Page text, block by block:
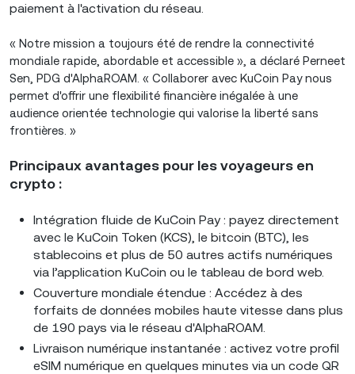
paiement à l'activation du réseau.
« Notre mission a toujours été de rendre la connectivité
mondiale rapide, abordable et accessible », a déclaré Perneet
Sen, PDG d'AlphaROAM. « Collaborer avec KuCoin Pay nous
permet d'offrir une flexibilité financière inégalée à une
audience orientée technologie qui valorise la liberté sans
frontières. »
Principaux avantages pour les voyageurs en
crypto :
Intégration fluide de KuCoin Pay : payez directement
avec le KuCoin Token (KCS), le bitcoin (BTC), les
stablecoins et plus de 50 autres actifs numériques
via l’application KuCoin ou le tableau de bord web.
Couverture mondiale étendue : Accédez à des
forfaits de données mobiles haute vitesse dans plus
de 190 pays via le réseau d'AlphaROAM.
Livraison numérique instantanée : activez votre profil
eSIM numérique en quelques minutes via un code QR